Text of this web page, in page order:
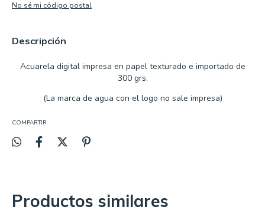
No sé mi código postal
Descripción
Acuarela digital impresa en papel texturado e importado de
300 grs.
(La marca de agua con el logo no sale impresa)
COMPARTIR
Productos similares